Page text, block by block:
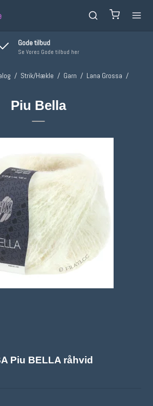
Pakker sendes samme dag
Ved bestilling inden kl. 13,00
/ Strik/Hækle / Garn / Lana Grossa /
Piu Bella
Piu BELLA råhvid